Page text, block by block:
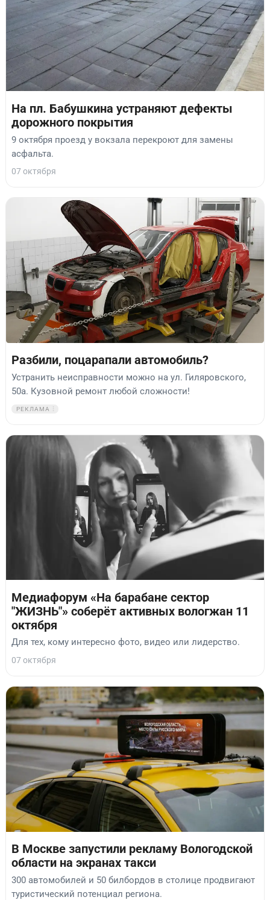
На пл. Бабушкина устраняют дефекты
дорожного покрытия
9 октября проезд у вокзала перекроют для замены
асфальта.
07 октября
Разбили, поцарапали автомобиль?
Устранить неисправности можно на ул. Гиляровского,
50а. Кузовной ремонт любой сложности!
РЕКЛАМА
Медиафорум «На барабане сектор
"ЖИЗНЬ"» соберёт активных вологжан 11
октября
Для тех, кому интересно фото, видео или лидерство.
07 октября
В Москве запустили рекламу Вологодской
области на экранах такси
300 автомобилей и 50 билбордов в столице продвигают
туристический потенциал региона.